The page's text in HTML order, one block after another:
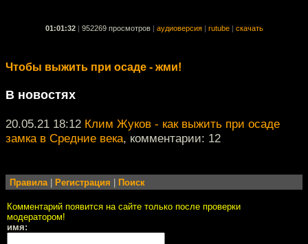
01:01:32 952269 просмотров аудиоверсия rutube скачать
Чтобы выжить при осаде - жми!
В новостях
20.05.21 18:12 Клим Жуков - как выжить при осаде
замка в Средние века, комментарии: 12
Правила| Регистрация Поиск
Комментарий появится на сайте только после проверки
модератором!
имя: